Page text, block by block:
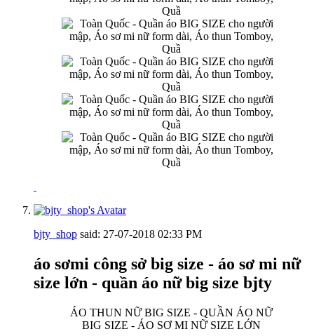
bjty_shop said: 27-07-2018 02:33 PM
áo sơmi công sở big size - áo sơ mi nữ
size lớn - quần áo nữ big size bjty
ÁO THUN NỮ BIG SIZE - QUẦN ÁO NỮ
BIG SIZE - ÁO SƠ MI NỮ SIZE LỚN